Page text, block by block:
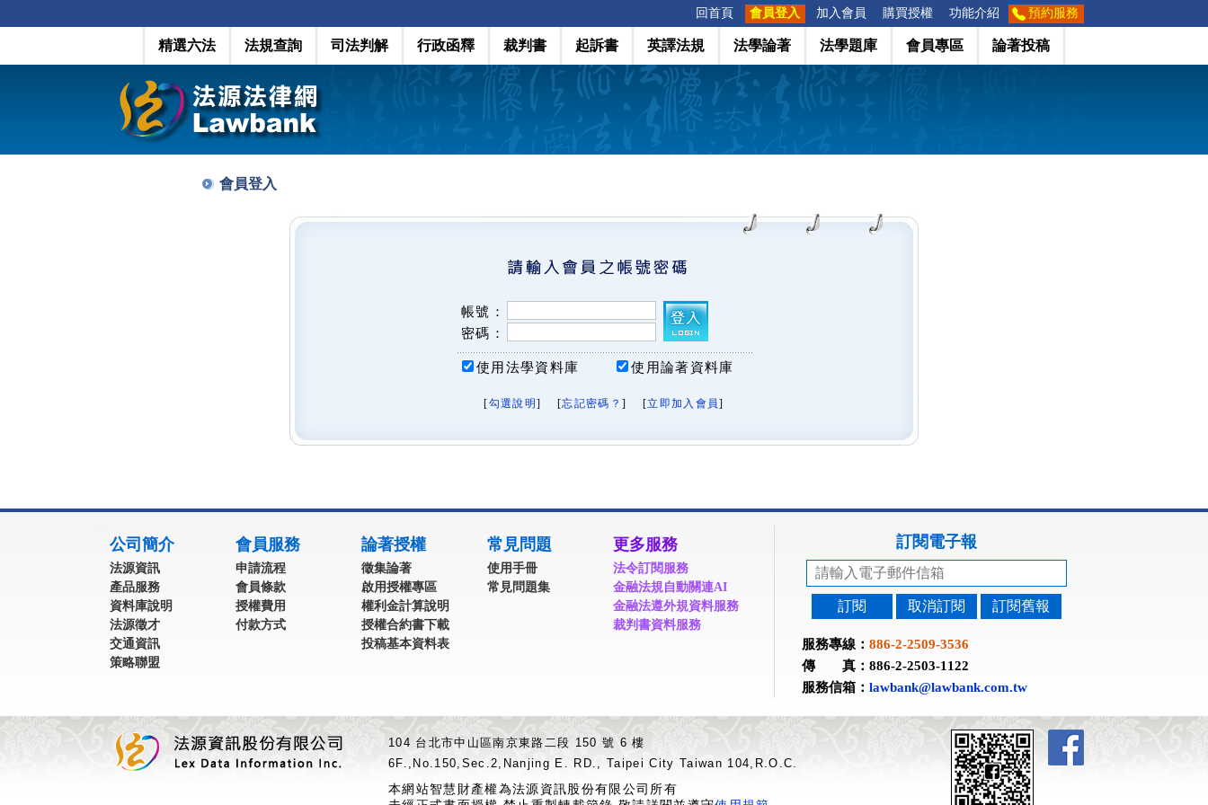
回首頁 會員登入 加入會員 購買授權 功能介紹 預約服務
精選六法 法規查詢 司法判解 行政函釋 裁判書 起訴書 英譯法規 法學論著 法學題庫 會員專區 論著投稿
會員登入
帳號：
密碼：
使用法學資料庫 使用論著資料庫
[勾選說明 ] [忘記密碼？ ] [立即加入會員]
公司簡介
法源資訊
產品服務
資料庫說明
法源徵才
交通資訊
策略聯盟
會員服務
申請流程
會員條款
授權費用
付款方式
論著授權
徵集論著
啟用授權專區
權利金計算說明
授權合約書下載
投稿基本資料表
常見問題
使用手冊
常見問題集
更多服務
法令訂閱服務
金融法規自動關連AI
金融法遵外規資料服務
裁判書資料服務
訂閱電子報
訂閱 取消訂閱 訂閱舊報
服務專線： 886-2-2509-3536
傳 真：886-2-2503-1122
服務信箱： lawbank@lawbank.com.tw
104 台北市中山區南京東路二段 150 號 6 樓
6F.,No.150,Sec.2,Nanjing E. RD., Taipei City Taiwan 104,R.O.C.
本網站智慧財產權為法源資訊股份有限公司所有